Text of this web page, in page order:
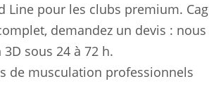
pour les clubs premium.
demandez un devis :
sous 24 à 72 h.
de musculation professionnels